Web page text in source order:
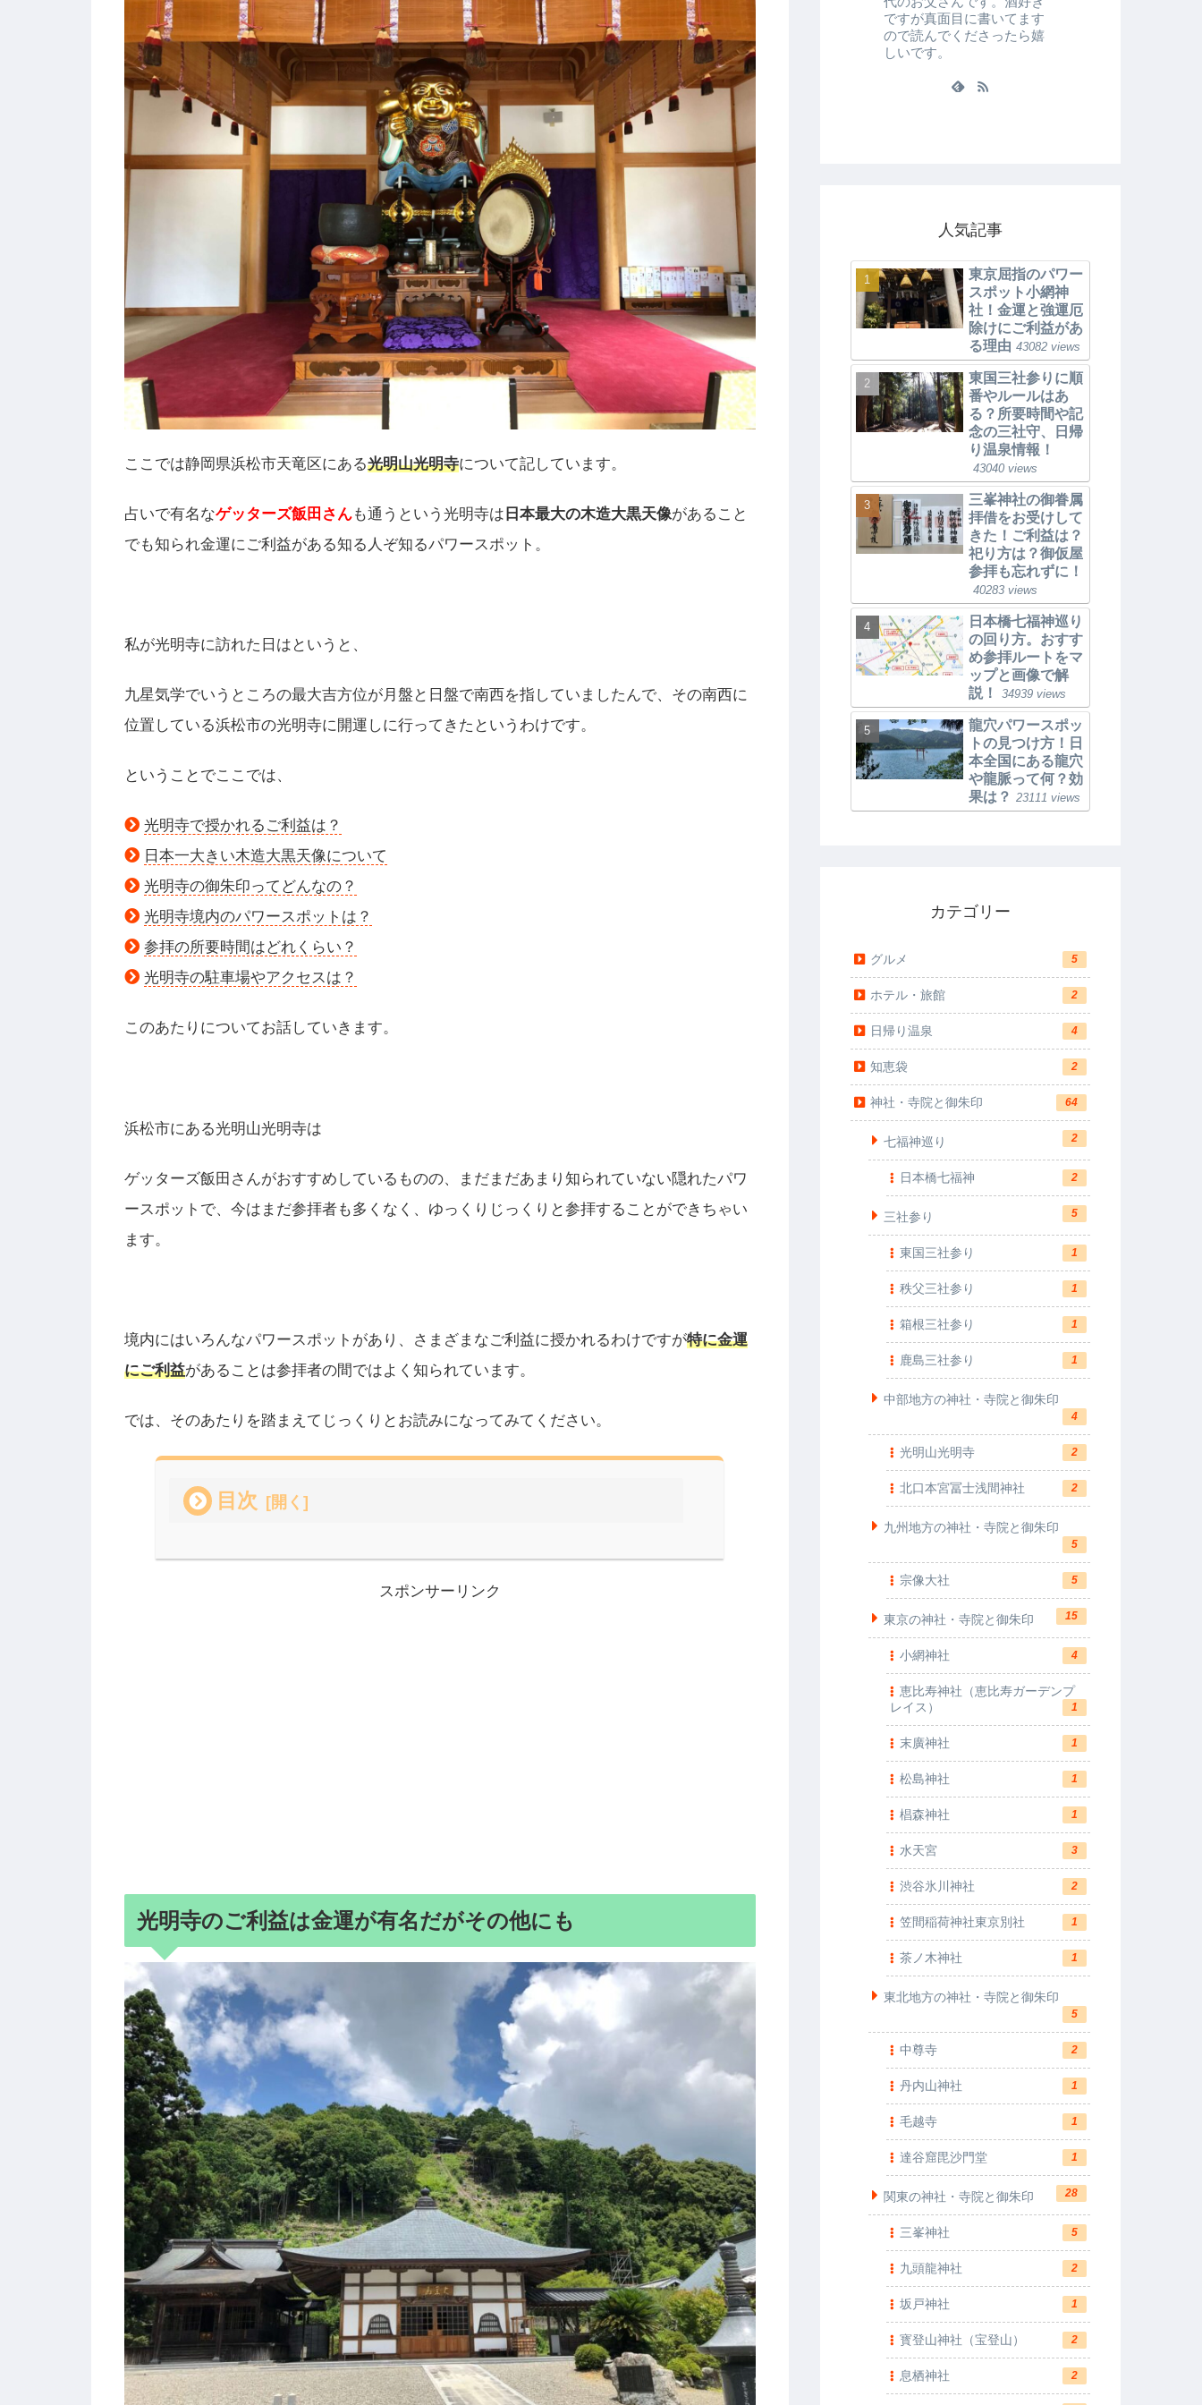
ここでは静岡県浜松市天竜区にある光明山光明寺について記しています。
占いで有名なゲッターズ飯田さんも通うという光明寺は 日本最大の木造大黒天像があること
でも知られ金運にご利益がある知る人ぞ知るパワースポット。
私が光明寺に訪れた日はというと、
九星気学でいうところの最大吉方位が月盤と日盤で南西を指していましたんで、その南西に
位置している浜松市の光明寺に開運しに行ってきたというわけです。
ということでここでは、
光明寺で授かれるご利益は？
日本一大きい木造大黒天像について
光明寺の御朱印ってどんなの？
光明寺境内のパワースポットは？
参拝の所要時間はどれくらい？
光明寺の駐車場やアクセスは？
このあたりについてお話していきます。
浜松市にある光明山光明寺は
ゲッターズ飯田さんがおすすめしているものの、まだまだあまり知られていない隠れたパワ
ースポットで、今はまだ参拝者も多くなく、ゆっくりじっくりと参拝することができちゃい
ます。
境内にはいろんなパワースポットがあり、さまざまなご利益に授かれるわけですが特に金運
にご利益があることは参拝者の間ではよく知られています。
では、そのあたりを踏まえてじっくりとお読みになってみてください。
目次
スポンサーリンク
光明寺のご利益は金運が有名だがその他にも
ですが真面目に書いてます
ので読んでくださったら嬉
しいです。
人気記事
東京屈指のパワー
スポット小網神
社！金運と強運厄
除けにご利益があ
る理由 43082 views
東国三社参りに順
番やルールはあ
る？所要時間や記
念の三社守、日帰
り温泉情報！
43040 views
三峯神社の御眷属
拝借をお受けして
きた！ご利益は？
祀り方は？御仮屋
参拝も忘れずに！
40283 views
日本橋七福神巡り
の回り方。おすす
め参拝ルートをマ
ップと画像で解
説！
34939 views
龍穴パワースポッ
トの見つけ方！日
本全国にある龍穴
や龍脈って何？効
果は？ 23111 views
カテゴリー
グルメ 5
ホテル・旅館 2
日帰り温泉 4
知恵袋 2
神社・寺院と御朱印 64
七福神巡り 2
日本橋七福神 2
三社参り 5
東国三社参り 1
秩父三社参り 1
箱根三社参り 1
鹿島三社参り 1
中部地方の神社・寺院と御朱印
4
光明山光明寺 2
北口本宮冨士浅間神社 2
九州地方の神社・寺院と御朱印
5
宗像大社 5
東京の神社・寺院と御朱印 15
小網神社 4
恵比寿神社（恵比寿ガーデンプ
レイス）
1
末廣神社 1
松島神社 1
椙森神社 1
水天宮 3
渋谷氷川神社 2
笠間稲荷神社東京別社 1
茶ノ木神社 1
東北地方の神社・寺院と御朱印
5
中尊寺 2
丹内山神社 1
毛越寺 1
達谷窟毘沙門堂 1
関東の神社・寺院と御朱印 28
三峯神社 5
九頭龍神社 2
坂戸神社 1
寳登山神社（宝登山） 2
息栖神社 2